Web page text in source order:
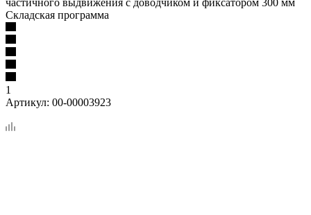
Складская программа
1
Артикул: 00-00003923